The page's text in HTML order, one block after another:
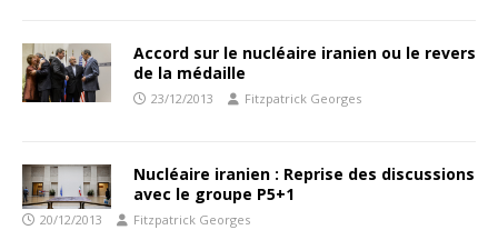
Accord sur le nucléaire iranien ou le revers
de la médaille
23/12/2013 Fitzpatrick Georges
Nucléaire iranien : Reprise des discussions
avec le groupe P5+1
20/12/2013 Fitzpatrick Georges